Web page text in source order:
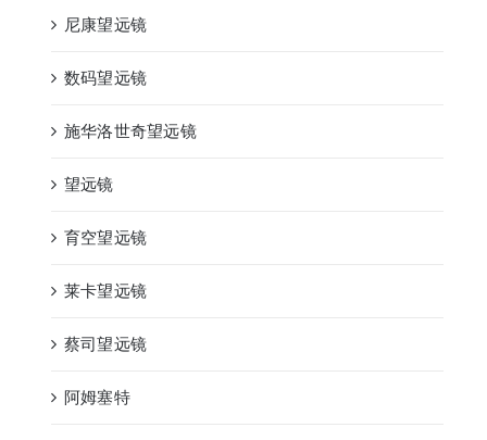
尼康望远镜
数码望远镜
施华洛世奇望远镜
望远镜
育空望远镜
莱卡望远镜
蔡司望远镜
阿姆塞特